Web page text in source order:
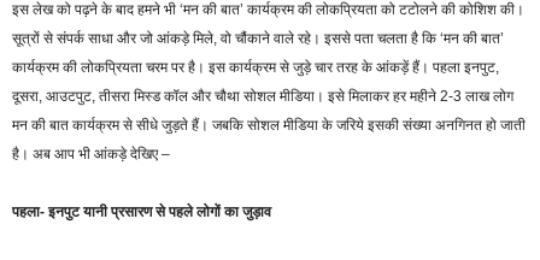
इस लेख को पढ़ने के बाद हमने भी ‘मन की बात’ कार्यक्रम की लोकप्रियता को टटोलने की कोशिश की।
सूत्रों से संपर्क साधा और जो आंकड़े मिले, वो चौंकाने वाले रहे। इससे पता चलता है कि ‘मन की बात’
कार्यक्रम की लोकप्रियता चरम पर है। इस कार्यक्रम से जुड़े चार तरह के आंकड़ें हैं। पहला इनपुट,
दूसरा, आउटपुट, तीसरा मिस्ड कॉल और चौथा सोशल मीडिया। इसे मिलाकर हर महीने 2-3 लाख लोग
मन की बात कार्यक्रम से सीधे जुड़ते हैं। जबकि सोशल मीडिया के जरिये इसकी संख्या अनगिनत हो जाती
है। अब आप भी आंकड़े देखिए –
पहला- इनपुट यानी प्रसारण से पहले लोगों का जुड़ाव